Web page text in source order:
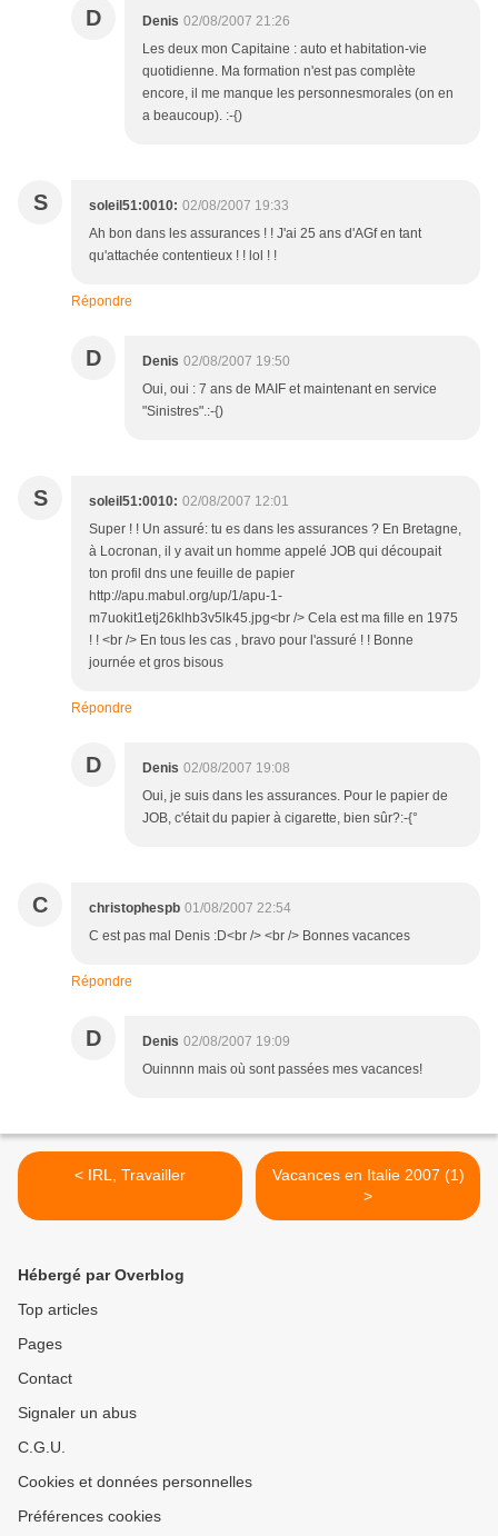
D Denis 02/08/2007 21:26
Les deux mon Capitaine : auto et habitation-vie
quotidienne. Ma formation n'est pas complète
encore, il me manque les personnesmorales (on en
a beaucoup). :-{)
S soleil51:0010: 02/08/2007 19:33
Ah bon dans les assurances ! ! J'ai 25 ans d'AGf en tant
qu'attachée contentieux ! ! lol ! !
Répondre
D Denis 02/08/2007 19:50
Oui, oui : 7 ans de MAIF et maintenant en service
"Sinistres".:-{)
S soleil51:0010: 02/08/2007 12:01
Super ! ! Un assuré: tu es dans les assurances ? En Bretagne,
à Locronan, il y avait un homme appelé JOB qui découpait
ton profil dns une feuille de papier
http://apu.mabul.org/up/1/apu-1-
m7uokit1etj26klhb3v5lk45.jpg<br /> Cela est ma fille en 1975
! ! <br /> En tous les cas , bravo pour l'assuré ! ! Bonne
journée et gros bisous
Répondre
D Denis 02/08/2007 19:08
Oui, je suis dans les assurances. Pour le papier de
JOB, c'était du papier à cigarette, bien sûr?:-{°
C christophespb 01/08/2007 22:54
C est pas mal Denis :D<br /> <br /> Bonnes vacances
Répondre
D Denis 02/08/2007 19:09
Ouinnnn mais où sont passées mes vacances!
< IRL, Travailler
Vacances en Italie 2007 (1)
>
Hébergé par Overblog
Top articles
Pages
Contact
Signaler un abus
C.G.U.
Cookies et données personnelles
Préférences cookies